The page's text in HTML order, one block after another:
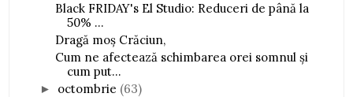
Black FRIDAY's El Studio: Reduceri de până la
50% ...
Dragă moș Crăciun,
Cum ne afectează schimbarea orei somnul și
cum put...
► octombrie (63)